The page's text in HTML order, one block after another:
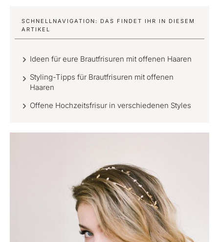
SCHNELLNAVIGATION: DAS FINDET IHR IN DIESEM
ARTIKEL
Ideen für eure Brautfrisuren mit offenen Haaren
Styling-Tipps für Brautfrisuren mit offenen
Haaren
Offene Hochzeitsfrisur in verschiedenen Styles